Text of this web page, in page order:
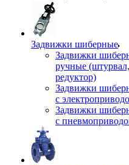
Задвижки шиберные
Задвижки
ручные (штурвал,
редуктор)
Задвижки
с
Задвижки
с